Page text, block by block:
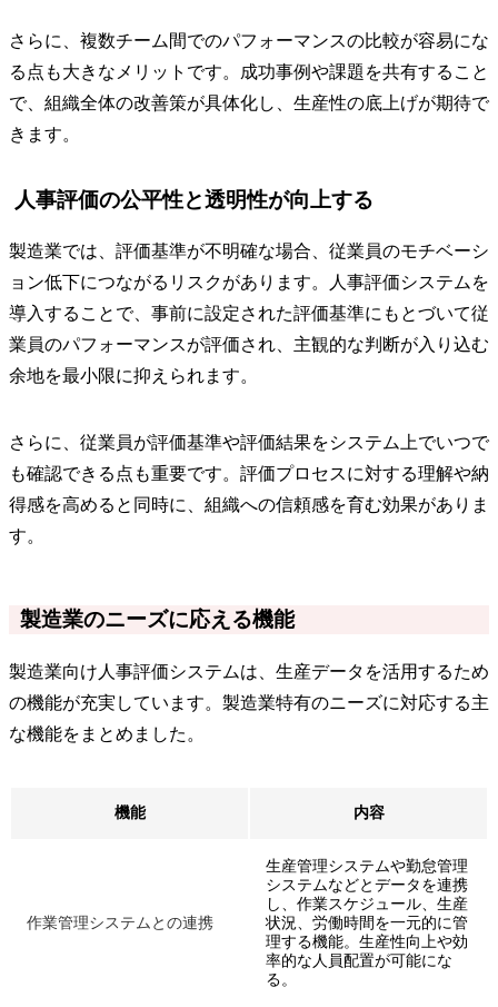
さらに、複数チーム間でのパフォーマンスの比較が容易にな
る点も大きなメリットです。成功事例や課題を共有すること
で、組織全体の改善策が具体化し、生産性の底上げが期待で
きます。
人事評価の公平性と透明性が向上する
製造業では、評価基準が不明確な場合、従業員のモチベーシ
ョン低下につながるリスクがあります。人事評価システムを
導入することで、事前に設定された評価基準にもとづいて従
業員のパフォーマンスが評価され、主観的な判断が入り込む
余地を最小限に抑えられます。
さらに、従業員が評価基準や評価結果をシステム上でいつで
も確認できる点も重要です。評価プロセスに対する理解や納
得感を高めると同時に、組織への信頼感を育む効果がありま
す。
製造業のニーズに応える機能
製造業向け人事評価システムは、生産データを活用するため
の機能が充実しています。製造業特有のニーズに対応する主
な機能をまとめました。
機能 内容
作業管理システムとの連携
生産管理システムや勤怠管理
システムなどとデータを連携
し、作業スケジュール、生産
状況、労働時間を一元的に管
理する機能。生産性向上や効
率的な人員配置が可能にな
る。